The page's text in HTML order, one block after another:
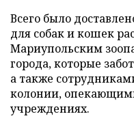
Всего было
для собак и кошек
Мариупольским
города, которые
а также
колонии,
учреждениях.